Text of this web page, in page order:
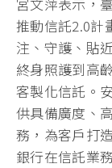
推動信託2.0計
注、守護、貼
終身照護到高
客製化信託。
供具備廣度、
務，為客戶打
銀行在信託業